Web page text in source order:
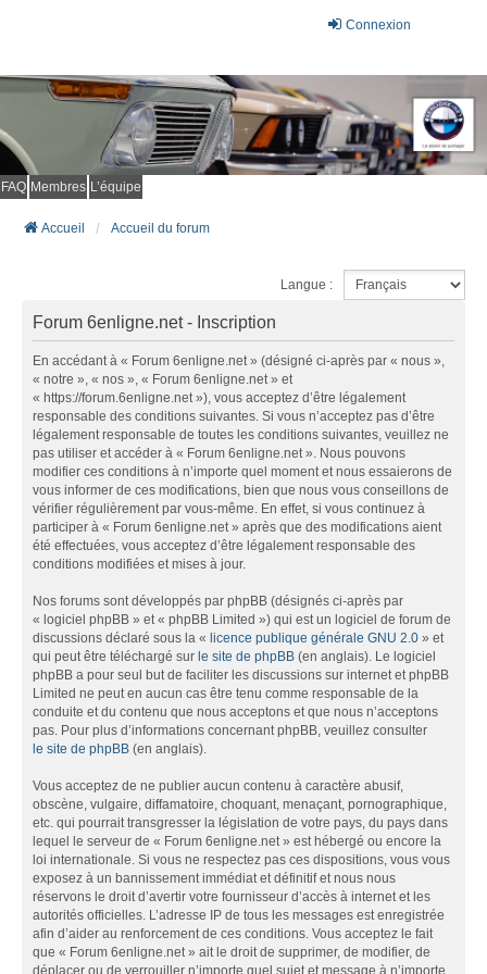
Connexion
FAQ Membres L’équipe
Accueil Accueil du forum
Langue :
Forum 6enligne.net - Inscription
En accédant à « Forum 6enligne.net » (désigné ci-après par « nous »,
« notre », « nos », « Forum 6enligne.net » et
« https://forum.6enligne.net »), vous acceptez d’être légalement
responsable des conditions suivantes. Si vous n’acceptez pas d’être
légalement responsable de toutes les conditions suivantes, veuillez ne
pas utiliser et accéder à « Forum 6enligne.net ». Nous pouvons
modifier ces conditions à n’importe quel moment et nous essaierons de
vous informer de ces modifications, bien que nous vous conseillons de
vérifier régulièrement par vous-même. En effet, si vous continuez à
participer à « Forum 6enligne.net » après que des modifications aient
été effectuées, vous acceptez d’être légalement responsable des
conditions modifiées et mises à jour.
Nos forums sont développés par phpBB (désignés ci-après par
« logiciel phpBB » et « phpBB Limited ») qui est un logiciel de forum de
discussions déclaré sous la « licence publique générale GNU 2.0 » et
qui peut être téléchargé sur le site de phpBB (en anglais). Le logiciel
phpBB a pour seul but de faciliter les discussions sur internet et phpBB
Limited ne peut en aucun cas être tenu comme responsable de la
conduite et du contenu que nous acceptons et que nous n’acceptons
pas. Pour plus d’informations concernant phpBB, veuillez consulter
le site de phpBB (en anglais).
Vous acceptez de ne publier aucun contenu à caractère abusif,
obscène, vulgaire, diffamatoire, choquant, menaçant, pornographique,
etc. qui pourrait transgresser la législation de votre pays, du pays dans
lequel le serveur de « Forum 6enligne.net » est hébergé ou encore la
loi internationale. Si vous ne respectez pas ces dispositions, vous vous
exposez à un bannissement immédiat et définitif et nous nous
réservons le droit d’avertir votre fournisseur d’accès à internet et les
autorités officielles. L’adresse IP de tous les messages est enregistrée
afin d’aider au renforcement de ces conditions. Vous acceptez le fait
que « Forum 6enligne.net » ait le droit de supprimer, de modifier, de
déplacer ou de verrouiller n’importe quel sujet et message à n’importe